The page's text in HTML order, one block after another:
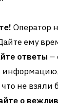
Оператор
ему
ответы –
не взяли
о